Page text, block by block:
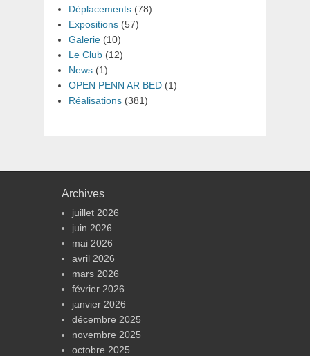
Déplacements (78)
Expositions (57)
Galerie (10)
Le Club (12)
News (1)
OPEN PENN AR BED (1)
Réalisations (381)
Archives
juillet 2026
juin 2026
mai 2026
avril 2026
mars 2026
février 2026
janvier 2026
décembre 2025
novembre 2025
octobre 2025